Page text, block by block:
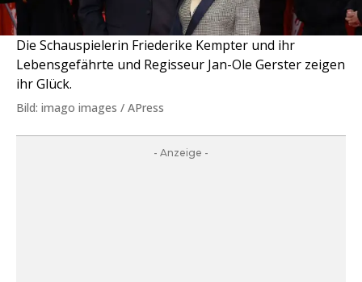
Die Schauspielerin Friederike Kempter und ihr
Lebensgefährte und Regisseur Jan-Ole Gerster zeigen
ihr Glück.
Bild: imago images / APress
- Anzeige -